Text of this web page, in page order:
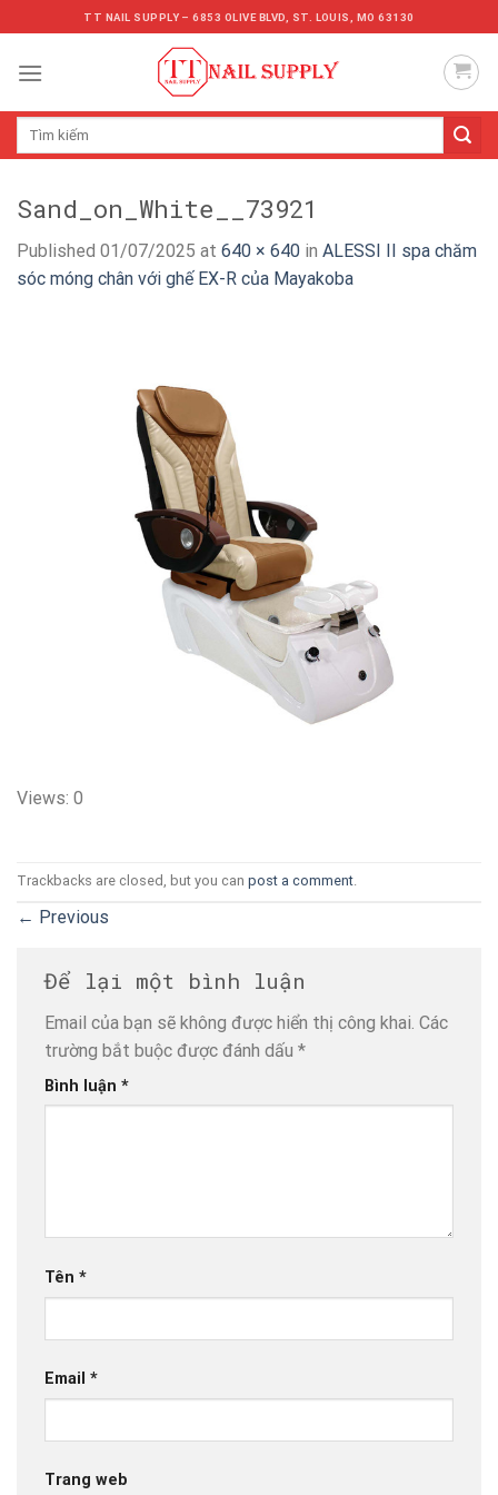
to
content
TT NAIL SUPPLY – 6853 OLIVE BLVD, ST. LOUIS, MO 63130
Tìm
Sand_on_White__73921
Published 01/07/2025 at 640 × 640 in ALESSI II spa chăm
sóc móng chân với ghế EX-R của Mayakoba
Views: 0
Trackbacks are closed, but you can post a comment.
← Previous
Để lại một bình luận
Email của bạn sẽ không được hiển thị công khai. Các
trường bắt buộc được đánh dấu *
Bình luận *
Tên *
Email *
Trang web